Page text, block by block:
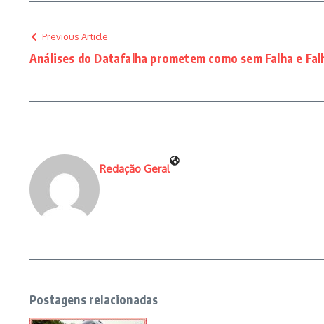
Previous Article
Análises do Datafalha prometem como sem Falha e
Redação Geral
Postagens relacionadas